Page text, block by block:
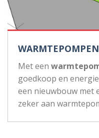
WARMTEPOMPEN
Met een
goedkoop en
een nieuwbouw met
zeker aan